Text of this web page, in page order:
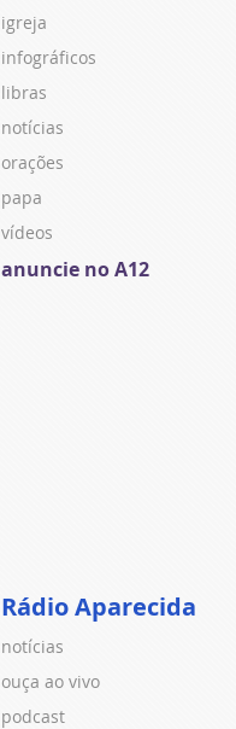
igreja
infográficos
libras
notícias
orações
papa
vídeos
anuncie no A12
Rádio Aparecida
notícias
ouça ao vivo
podcast